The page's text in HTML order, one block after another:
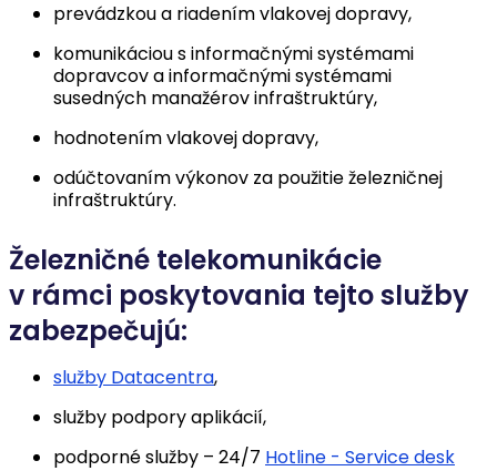
prevádzkou a riadením vlakovej dopravy,
komunikáciou s informačnými systémami
dopravcov a informačnými systémami
susedných manažérov infraštruktúry,
hodnotením vlakovej dopravy,
odúčtovaním výkonov za použitie železničnej
infraštruktúry.
Železničné telekomunikácie
v rámci poskytovania tejto služby
zabezpečujú:
služby Datacentra,
služby podpory aplikácií,
podporné služby – 24/7 Hotline - Service desk